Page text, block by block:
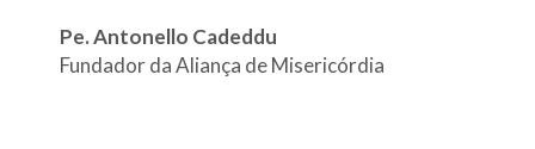
Pe. Antonello Cadeddu
Fundador da Aliança de Misericórdia